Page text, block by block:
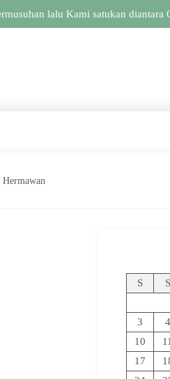
lalu Kami satukan diantara
S S
3
4
10
11
17